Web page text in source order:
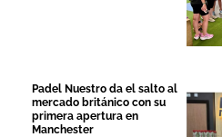
Padel Nuestro da el salto al
mercado británico con su
primera apertura en
Manchester